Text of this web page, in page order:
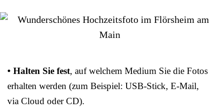
• Halten Sie fest, auf welchem Medium Sie die Fotos
erhalten werden (zum Beispiel: USB-Stick, E-Mail,
via Cloud oder CD).